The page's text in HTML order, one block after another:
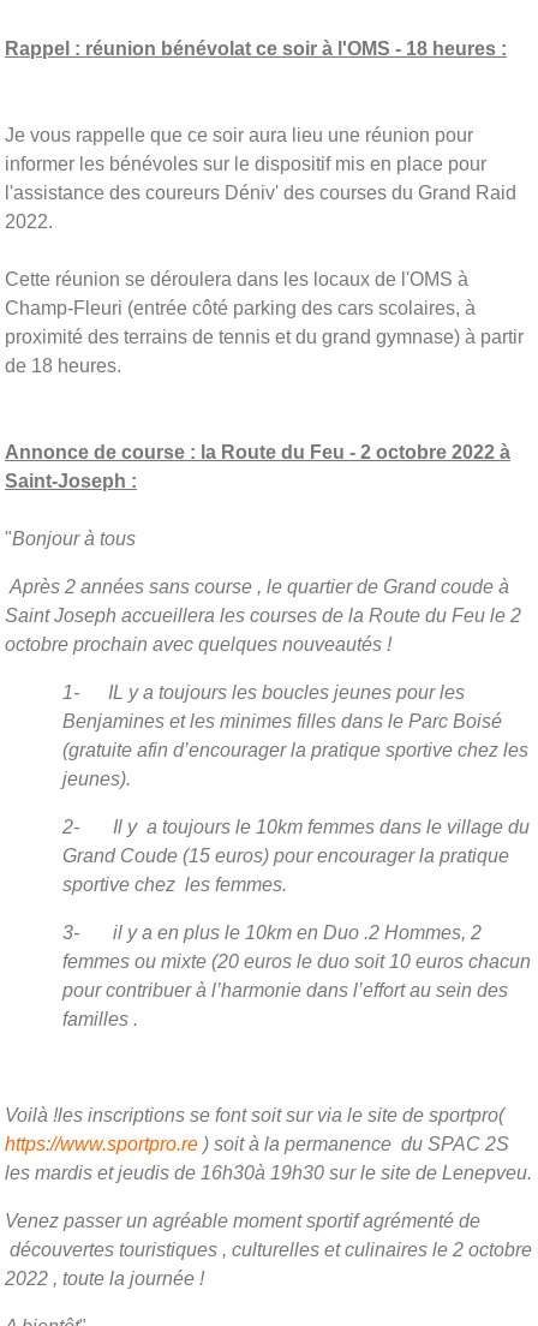
Rappel : réunion bénévolat ce soir à l'OMS - 18 heures :
Je vous rappelle que ce soir aura lieu une réunion pour
informer les bénévoles sur le dispositif mis en place pour
l'assistance des coureurs Déniv' des courses du Grand Raid
2022.
Cette réunion se déroulera dans les locaux de l'OMS à
Champ-Fleuri (entrée côté parking des cars scolaires, à
proximité des terrains de tennis et du grand gymnase) à partir
de 18 heures.
Annonce de course : la Route du Feu - 2 octobre 2022 à
Saint-Joseph :
"Bonjour à tous
Après 2 années sans course , le quartier de Grand coude à
Saint Joseph accueillera les courses de la Route du Feu le 2
octobre prochain avec quelques nouveautés !
1- IL y a toujours les boucles jeunes pour les
Benjamines et les minimes filles dans le Parc Boisé
(gratuite afin d’encourager la pratique sportive chez les
jeunes).
2- Il y a toujours le 10km femmes dans le village du
Grand Coude (15 euros) pour encourager la pratique
sportive chez les femmes.
3- il y a en plus le 10km en Duo .2 Hommes, 2
femmes ou mixte (20 euros le duo soit 10 euros chacun
pour contribuer à l’harmonie dans l’effort au sein des
familles .
Voilà !les inscriptions se font soit sur via le site de sportpro(
https://www.sportpro.re ) soit à la permanence du SPAC 2S
les mardis et jeudis de 16h30à 19h30 sur le site de Lenepveu.
Venez passer un agréable moment sportif agrémenté de
découvertes touristiques , culturelles et culinaires le 2 octobre
2022 , toute la journée !